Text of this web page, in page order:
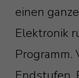
einen
Elektronik
Programm.